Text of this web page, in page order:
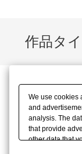
作品タ
We use cookies
and
analysis. The
that provide
other data that